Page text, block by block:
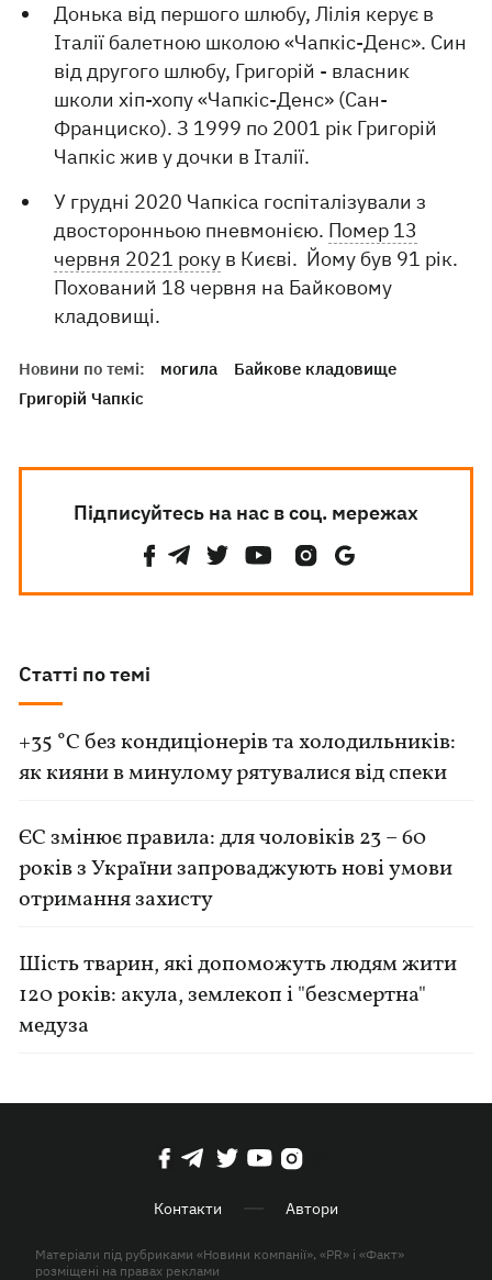
Донька від першого шлюбу, Лілія керує в
Італії балетною школою «Чапкіс-Денс». Син
від другого шлюбу, Григорій - власник
школи хіп-хопу «Чапкіс-Денс» (Сан-
Франциско). З 1999 по 2001 рік Григорій
Чапкіс жив у дочки в Італії.
У грудні 2020 Чапкіса госпіталізували з
двосторонньою пневмонією. Помер 13
червня 2021 року в Києві. Йому був 91 рік.
Похований 18 червня на Байковому
кладовищі.
Новини по темі: могила
Байкове кладовище
Григорій Чапкіс
Підписуйтесь на нас в соц. мережах
Статті по темі
+35 °C без кондиціонерів та холодильників:
як кияни в минулому рятувалися від спеки
ЄС змінює правила: для чоловіків 23 – 60
років з України запроваджують нові умови
отримання захисту
Шість тварин, які допоможуть людям жити
120 років: акула, землекоп і "безсмертна"
медуза
Контакти Автори
Матеріали під рубриками «Новини компанії», «PR» і «Факт»
розміщені на правах реклами